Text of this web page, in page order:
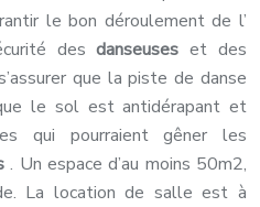
le bon déroulement de l’
desdanseuseset des
que la piste de danse
le sol est antidérapant et
qui pourraient gêner les
. Un espace d’au moins 50m2,
La location de salle est à